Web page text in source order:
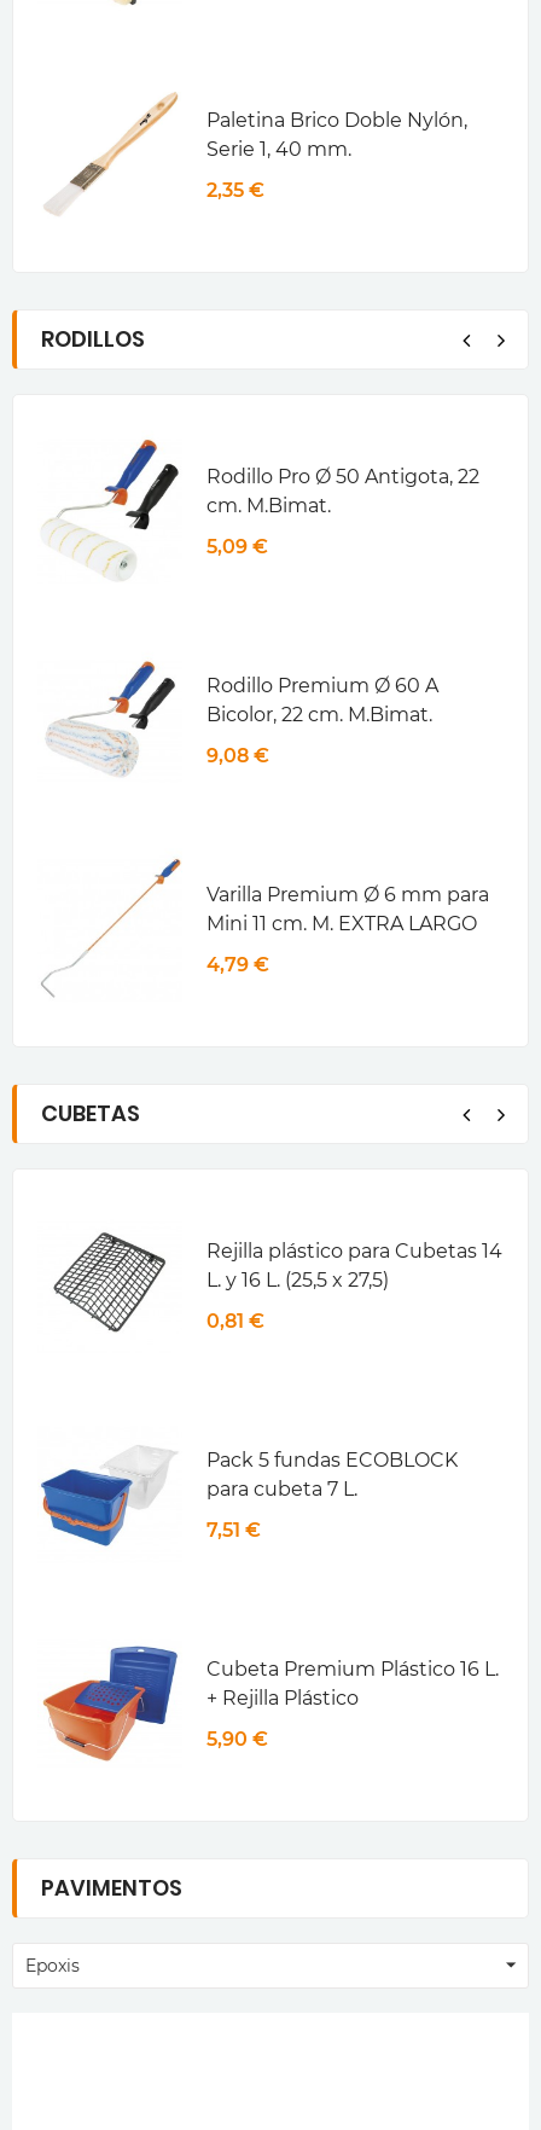
Paletina Brico Doble Nylón,
Serie 1, 40 mm.
2,35 €
RODILLOS
Rodillo Pro Ø 50 Antigota, 22
cm. M.Bimat.
5,09 €
Rodillo Premium Ø 60 A
Bicolor, 22 cm. M.Bimat.
9,08 €
Varilla Premium Ø 6 mm para
Mini 11 cm. M. EXTRA LARGO
4,79 €
CUBETAS
Rejilla plástico para Cubetas 14
L. y 16 L. (25,5 x 27,5)
0,81 €
Pack 5 fundas ECOBLOCK
para cubeta 7 L.
7,51 €
Cubeta Premium Plástico 16 L.
+ Rejilla Plástico
5,90 €
PAVIMENTOS
Epoxis